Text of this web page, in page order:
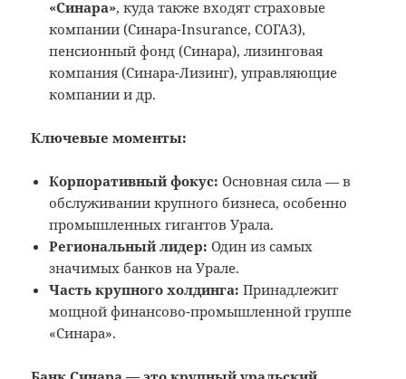
«Синара», куда также входят страховые
компании (Синара-Insurance, СОГАЗ),
пенсионный фонд (Синара), лизинговая
компания (Синара-Лизинг), управляющие
компании и др.
Ключевые моменты:
Корпоративный фокус: Основная сила — в
обслуживании крупного бизнеса, особенно
промышленных гигантов Урала.
Региональный лидер: Один из самых
значимых банков на Урале.
Часть крупного холдинга: Принадлежит
мощной финансово-промышленной группе
«Синара».